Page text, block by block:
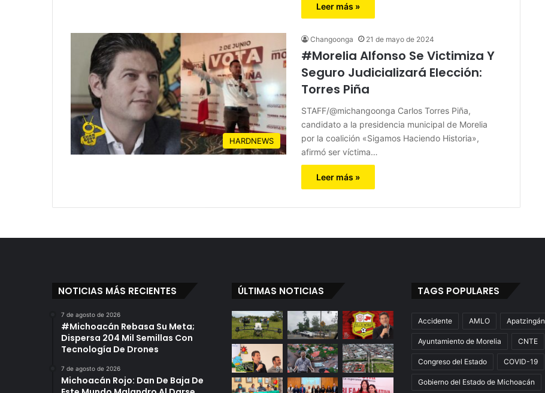
Leer más »
HARDNEWS
Changoonga 21 de mayo de 2024
#Morelia Alfonso Se Victimiza Y
Seguro Judicializará Elección:
Torres Piña
STAFF/@michangoonga Carlos Torres Piña,
candidato a la presidencia municipal de Morelia
por la coalición «Sigamos Haciendo Historia»,
afirmó ser víctima…
Leer más »
NOTICIAS MÁS RECIENTES
7 de agosto de 2026
#Michoacán Rebasa Su Meta;
Dispersa 204 Mil Semillas Con
Tecnología De Drones
7 de agosto de 2026
Michoacán Rojo: Dan De Baja De
ÚLTIMAS NOTICIAS TAGS POPULARES
Accidente AMLO Apatzingán
Ayuntamiento de Morelia CNTE
Congreso del Estado COVID-19
Gobierno del Estado de Michoacán